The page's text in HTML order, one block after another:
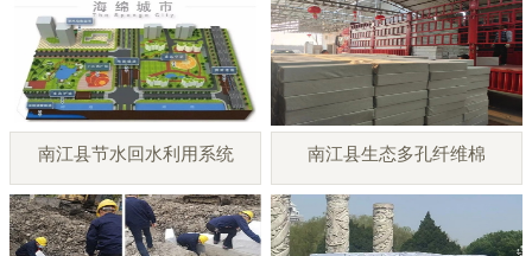
南江县节水回水利用系统 南江县生态多孔纤维棉